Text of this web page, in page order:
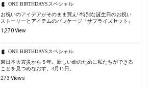
ONE BIRTHDAYSスペシャル
お祝いのアイデアがそのまま買え!?特別な誕生日のお祝い
ストーリーとアイテムのパッケージ『サプライズセット』
1,270 View
ONE BIRTHDAYSスペシャル
東日本大震災から５年。新しい命のために私たちができる
ことを見つめなおす、3月11日。
273 Views